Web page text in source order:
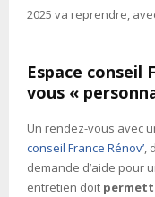
2025 va reprendre,
Espace conseil
vous «
Un rendez-vous avec
conseil France Rénov’
demande d’aide pour
entretien doit